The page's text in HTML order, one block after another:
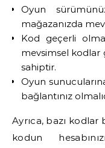
Oyun
mağazanızda
Kod geçerli
mevsimsel kodlar
sahiptir.
Oyun
bağlantınız
Ayrıca, bazı
kodun